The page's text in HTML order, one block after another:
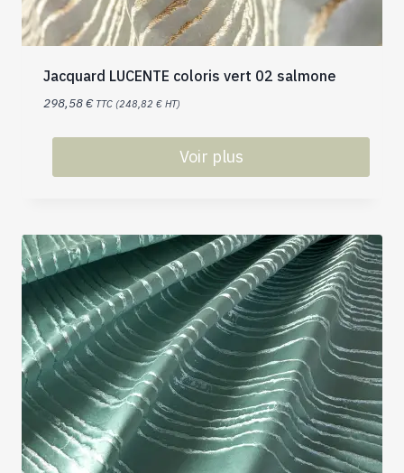
Jacquard LUCENTE coloris vert 02 salmone
298,58€ TTC (248,82 € HT)
Voir plus